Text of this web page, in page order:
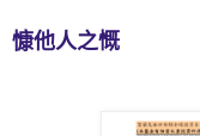
慷他人之慨